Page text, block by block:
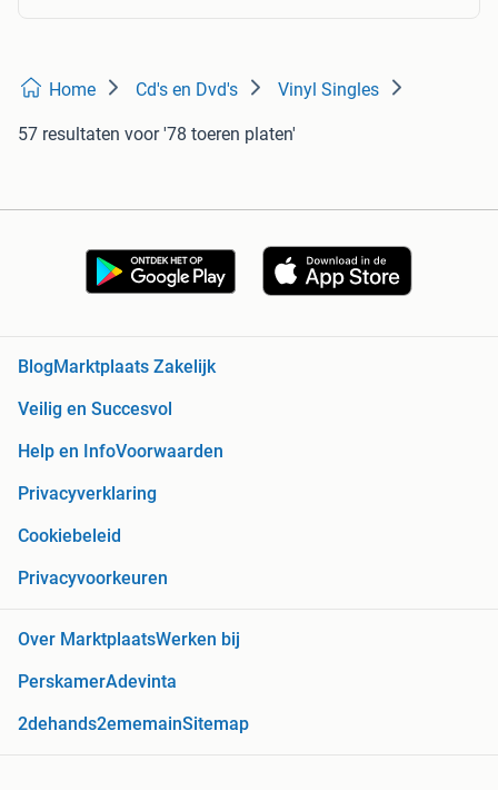
Home Cd's en Dvd's Vinyl Singles
57 resultaten voor '78 toeren platen'
Blog Marktplaats Zakelijk
Veilig en Succesvol
Help en InfoVoorwaarden
Privacyverklaring
Cookiebeleid
Privacyvoorkeuren
Over MarktplaatsWerken bij
PerskamerAdevinta
2dehands2ememainSitemap